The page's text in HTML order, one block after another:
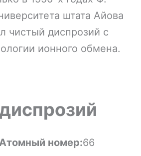
штата Айова
чистый диспрозий с
ионного обмена.
номер:66